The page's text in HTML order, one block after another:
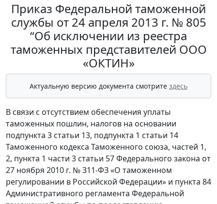
Приказ Федеральной таможенной
службы от 24 апреля 2013 г. № 805
“Об исключении из реестра
таможенных представителей ООО
«ОКТИН»
Актуальную версию документа смотрите здесь
В связи с отсутствием обеспечения уплаты
таможенных пошлин, налогов на основании
подпункта 3 статьи 13, подпункта 1 статьи 14
Таможенного кодекса Таможенного союза, частей 1,
2, пункта 1 части 3 статьи 57 Федерального закона от
27 ноября 2010 г. № 311-ФЗ «О таможенном
регулировании в Российской Федерации» и пункта 84
Административного регламента Федеральной